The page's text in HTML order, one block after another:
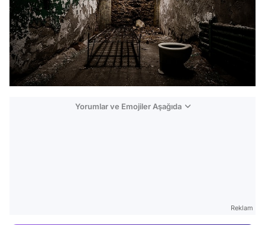
Yorumlar ve Emojiler Aşağıda
Reklam